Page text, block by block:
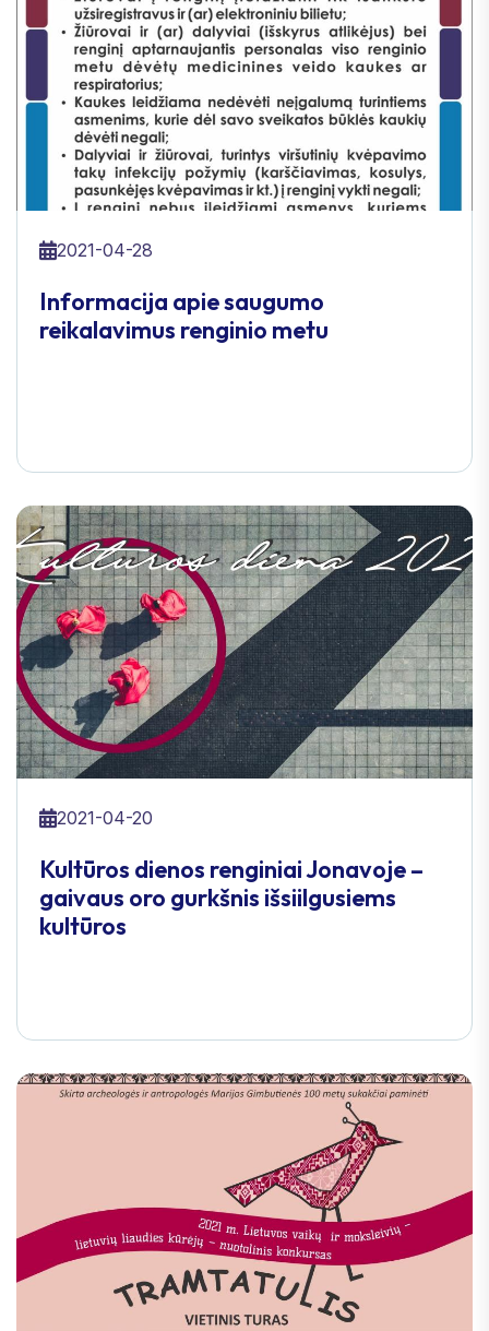
2021-04-28
Informacija apie saugumo
reikalavimus renginio metu
2021-04-20
Kultūros dienos renginiai Jonavoje –
gaivaus oro gurkšnis išsiilgusiems
kultūros